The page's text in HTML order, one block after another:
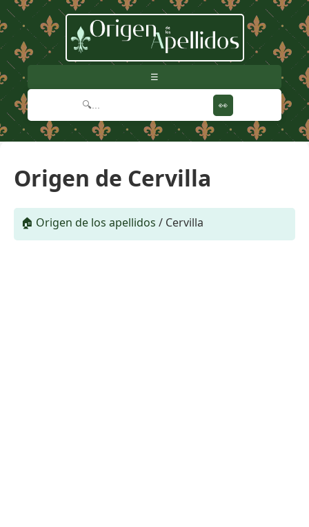
☰
👀
Origen de Cervilla
🏠 Origen de los apellidos / Cervilla